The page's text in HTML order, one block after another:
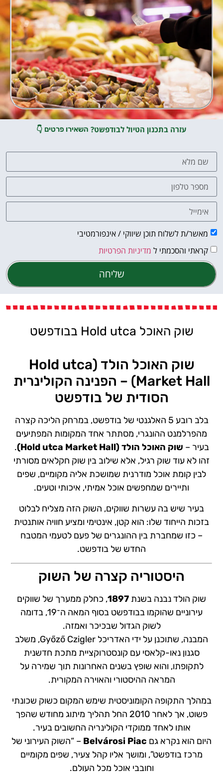
עזרה בתכנון הטיול לבודפשט? השאירו פרטים 👇
מאשר/ת לשלוח תוכן שיווקי / אינפורמטיבי
קראתי והסכמתי ל מדיניות הפרטיות
שליחה
שוק האוכל Hold utca בבודפשט
שוק האוכל הולד (Hold utca
Market Hall) – הפנינה הקולינרית
הסודית של בודפשט
בלב רובע 5 האלגנטי של בודפשט, במרחק הליכה קצרה
מהפרלמנט ההונגרי, מסתתר אחד המקומות המפתיעים
בעיר – שוק האוכל הולד (Hold utca Market Hall)
.
זהו לא עוד שוק רגיל, אלא שילוב בין שוק חקלאים מסורתי
לבין קומת אוכל מודרנית שמושכת אליה מקומיים, שפים
ותיירים שמחפשים אוכל אמיתי, איכותי וטעים.
בעיר שיש בה עשרות שווקים, השוק הזה מצליח לבלוט
בזכות הייחוד שלו: הוא קטן, אינטימי ומציע חוויה אותנטית
– כזו שמחברת בין ההונגרים של פעם לטעמי המטבח
החדש של בודפשט.
היסטוריה קצרה של השוק
שוק הולד נבנה בשנת 1897, כחלק ממערך של שווקים
עירוניים שהוקמו בבודפשט בסוף המאה ה־19, בדומה
לשוק הגדול שבכיכר ואמזה.
המבנה, שתוכנן על ידי האדריכל Győző Czigler, משלב
סגנון נאו-קלאסי עם קונסטרוקציית מתכת חדשנית
לתקופתו, והוא שופץ בשנים האחרונות תוך שמירה על
המראה ההיסטורי והאוירה המקורית.
במהלך התקופה הקומוניסטית שימש המקום כשוק שכונתי
פשוט, אך לאחר 2010 החל תהליך מיתוג מחודש שהפך
אותו לאחד ממוקדי הקולינריה החשובים בעיר.
היום הוא נקרא גם Belvárosi Piac – “השוק העירוני של
מרכז בודפשט”, ומושך אליו קהל צעיר, שפים מקומיים
וחובבי אוכל מכל העולם.